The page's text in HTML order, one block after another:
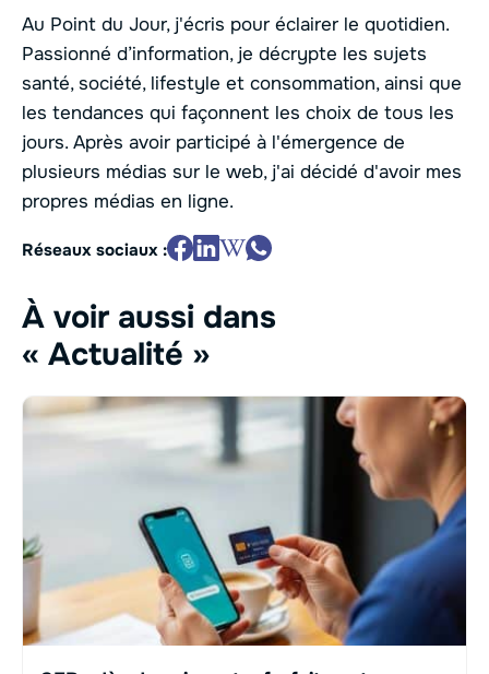
Au Point du Jour, j'écris pour éclairer le quotidien.
Passionné d’information, je décrypte les sujets
santé, société, lifestyle et consommation, ainsi que
les tendances qui façonnent les choix de tous les
jours. Après avoir participé à l'émergence de
plusieurs médias sur le web, j'ai décidé d'avoir mes
propres médias en ligne.
Réseaux sociaux :
À voir aussi dans
« Actualité »